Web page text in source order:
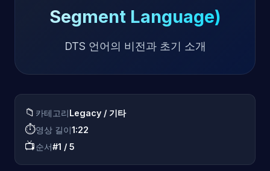
Segment Language)
DTS 언어의 비전과 초기 소개
📁 카테고리Legacy / 기타
⏱️영상 길이1:22
📺순서#1 / 5